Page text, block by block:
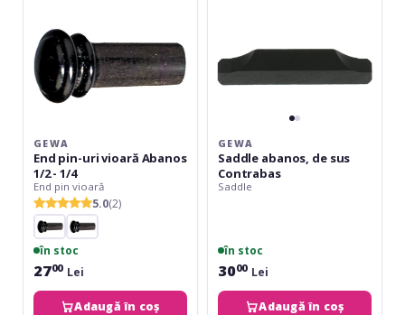
1/4
GEWA
End pin-uri vioară Abanos
1/2 - 1/4
End pin vioară
5.0(2)
în stoc
2700 Lei
Adaugă în coș
GEWA
Saddle abanos, de sus
Contrabas
Saddle
în stoc
3000 Lei
Adaugă în coș